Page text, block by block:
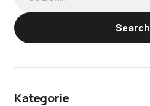
Search
Kategorie